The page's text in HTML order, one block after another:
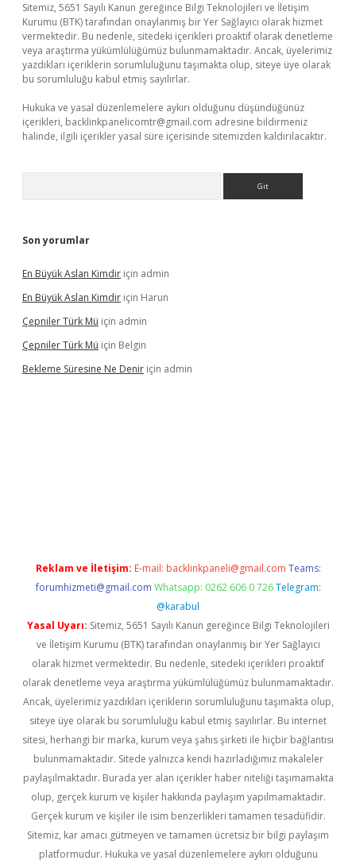
Sitemiz, 5651 Sayılı Kanun gereğince Bilgi Teknolojileri ve İletişim
Kurumu (BTK) tarafından onaylanmış bir Yer Sağlayıcı olarak hizmet
vermektedir. Bu nedenle, sitedeki içerikleri proaktif olarak denetleme
veya araştırma yükümlülüğümüz bulunmamaktadır. Ancak, üyelerimiz
yazdıkları içeriklerin sorumluluğunu taşımakta olup, siteye üye olarak
bu sorumluluğu kabul etmiş sayılırlar.
Hukuka ve yasal düzenlemelere aykırı olduğunu düşündüğünüz
içerikleri, backlinkpanelicomtr@gmail.com adresine bildirmeniz
halinde, ilgili içerikler yasal süre içerisinde sitemizden kaldırılacaktır.
Son yorumlar
En Büyük Aslan Kimdir için admin
En Büyük Aslan Kimdir için Harun
Çepniler Türk Mü için admin
Çepniler Türk Mü için Belgin
Bekleme Süresine Ne Denir için admin
Reklam ve İletişim: E-mail: backlinkpaneli@gmail.com Teams:
forumhizmeti@gmail.com Whatsapp: 0262 606 0 726 Telegram:
@karabul
Yasal Uyarı: Sitemiz, 5651 Sayılı Kanun gereğince Bilgi Teknolojileri
ve İletişim Kurumu (BTK) tarafından onaylanmış bir Yer Sağlayıcı
olarak hizmet vermektedir. Bu nedenle, sitedeki içerikleri proaktif
olarak denetleme veya araştırma yükümlülüğümüz bulunmamaktadır.
Ancak, üyelerimiz yazdıkları içeriklerin sorumluluğunu taşımakta olup,
siteye üye olarak bu sorumluluğu kabul etmiş sayılırlar. Bu internet
sitesi, herhangi bir marka, kurum veya şahıs şirketi ile hiçbir bağlantısı
bulunmamaktadır. Sitede yalnızca kendi hazırladığımız makaleler
paylaşılmaktadır. Burada yer alan içerikler haber niteliği taşımamakta
olup, gerçek kurum ve kişiler hakkında paylaşım yapılmamaktadır.
Gerçek kurum ve kişiler ile isim benzerlikleri tamamen tesadüfidir.
Sitemiz, kar amacı gütmeyen ve tamamen ücretsiz bir bilgi paylaşım
platformudur. Hukuka ve yasal düzenlemelere aykırı olduğunu